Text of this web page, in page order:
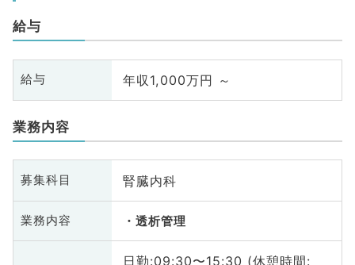
給与
給与 年収1,000万円 ～
業務内容
募集科目 腎臓内科
業務内容 透析管理
日勤:09:30〜15:30 (休憩時間: